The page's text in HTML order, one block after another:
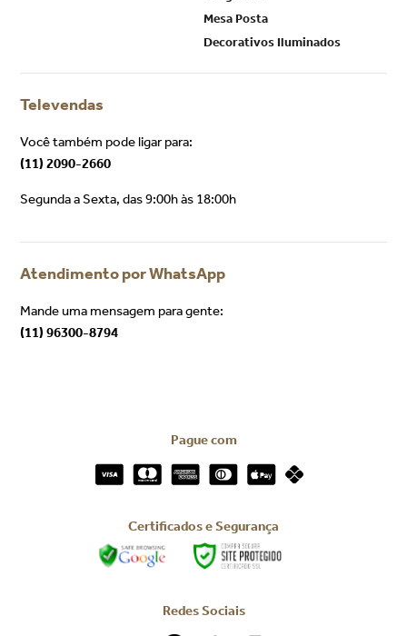
Quem somos
Contato
Política de Privacidade
Categorias
Páscoa
Cenários
Religiosos
Decorativos Iluminados
Segunda a Sexta, das 9:00h às 18:00h
Atendimento por WhatsApp
Mande uma mensagem para gente: